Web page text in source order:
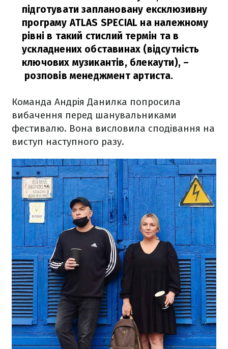
підготувати заплановану ексклюзивну
програму ATLAS SPECIAL на належному
рівні в такий стислий термін та в
ускладнених обставинах (відсутність
ключових музикантів, блекаути), –
розповів менеджмент артиста.
Команда Андрія Данилка попросила
вибачення перед шанувальниками
фестивалю. Вона висловила сподівання на
виступ наступного разу.